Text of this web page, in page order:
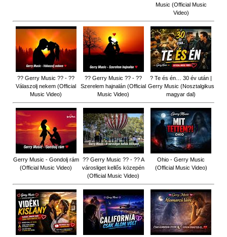
Music (Official Music
Video)
?? Gerry Music ?? - ??
Válaszolj nekem (Official
Music Video)
?? Gerry Music ?? - ??
Szerelem hajnalán (Official
Music Video)
? Te és én… 30 év után |
Gerry Music (Nosztalgikus
magyar dal)
Gerry Music - Gondolj rám
(Official Music Video)
?? Gerry Music ?? - ?? A
városliget kellős közepén
(Official Music Video)
Ohio - Gerry Music
(Official Music Video)